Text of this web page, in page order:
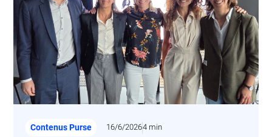
Contenus Purse 16/6/20264 min